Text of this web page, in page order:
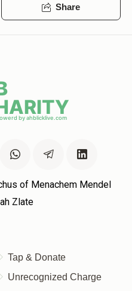
Share
of Menachem Mendel
Zlate
Tap & Donate
Unrecognized Charge